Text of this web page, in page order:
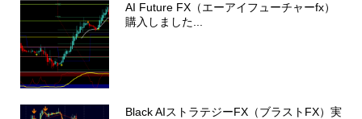
AI Future FX（エーアイフューチャーfx）
購入しました...
Black AIストラテジーFX（ブラストFX）実